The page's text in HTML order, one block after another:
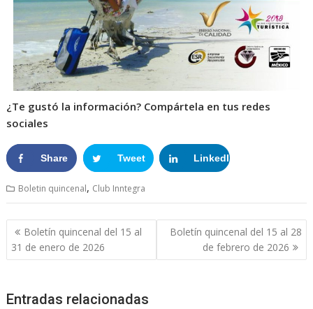
¿Te gustó la información? Compártela en tus redes
sociales
Share Tweet LinkedIn
Boletin quincenal, Club Inntegra
Boletín quincenal del 15 al
31 de enero de 2026
Boletín quincenal del 15 al 28
de febrero de 2026
Entradas relacionadas